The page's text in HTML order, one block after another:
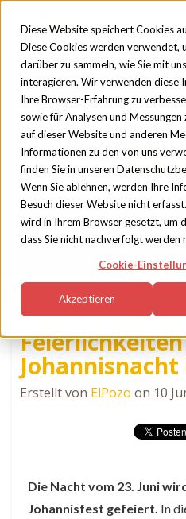
Diese Website speichert Cookies
Diese Cookies werden verwendet,
darüber zu sammeln, wie Sie mit
interagieren. Wir verwenden diese
Ihre Browser-Erfahrung zu
sowie für Analysen und Messungen
auf dieser Website und anderen
Informationen zu den von uns
finden Sie in unseren
Wenn Sie ablehnen, werden Ihre
Besuch dieser Website nicht
wird in Ihrem Browser gesetzt, um
dass Sie nicht nachverfolgt werden
Cookie-
Akzeptieren
Die
Johannisnacht
Erstellt von ElPozo on 10
Die Nacht vom 23. Juni
Johannisfest gefeiert. In